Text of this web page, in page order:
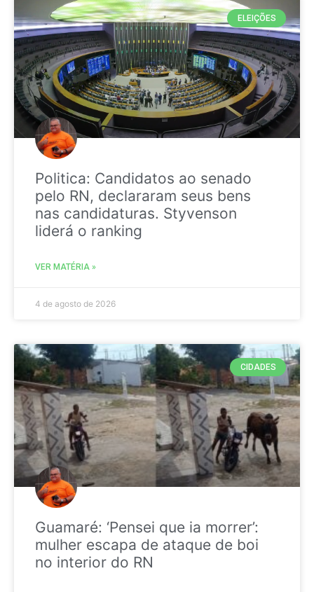
ELEIÇÕES
Politica: Candidatos ao senado
pelo RN, declararam seus bens
nas candidaturas. Styvenson
liderá o ranking
VER MATÉRIA »
4 de agosto de 2026
CIDADES
Guamaré: ‘Pensei que ia morrer’:
mulher escapa de ataque de boi
no interior do RN